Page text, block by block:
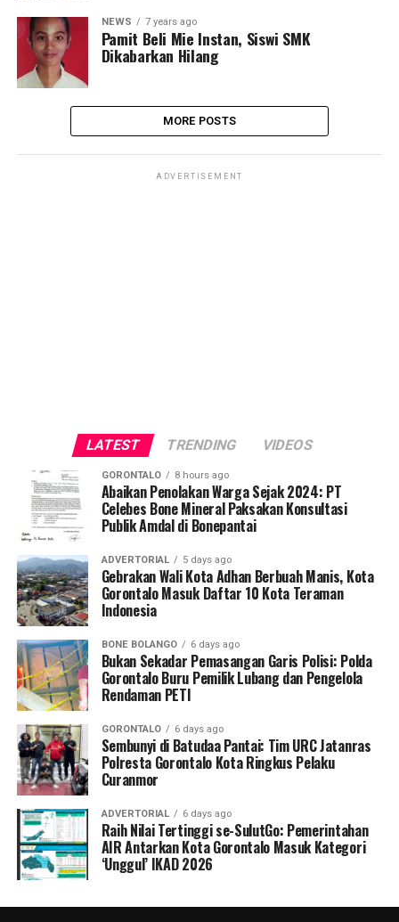
NEWS 7 years ago
Pamit Beli Mie Instan, Siswi SMK
Dikabarkan Hilang
MORE POSTS
ADVERTISEMENT
LATEST TRENDING VIDEOS
GORONTALO 8 hours ago
Abaikan Penolakan Warga Sejak 2024: PT
Celebes Bone Mineral Paksakan Konsultasi
Publik Amdal di Bonepantai
ADVERTORIAL 5 days ago
Gebrakan Wali Kota Adhan Berbuah Manis, Kota
Gorontalo Masuk Daftar 10 Kota Teraman
Indonesia
BONE BOLANGO 6 days ago
Bukan Sekadar Pemasangan Garis Polisi: Polda
Gorontalo Buru Pemilik Lubang dan Pengelola
Rendaman PETI
GORONTALO 6 days ago
Sembunyi di Batudaa Pantai: Tim URC Jatanras
Polresta Gorontalo Kota Ringkus Pelaku
Curanmor
ADVERTORIAL 6 days ago
Raih Nilai Tertinggi se-SulutGo: Pemerintahan
AIR Antarkan Kota Gorontalo Masuk Kategori
‘Unggul’ IKAD 2026